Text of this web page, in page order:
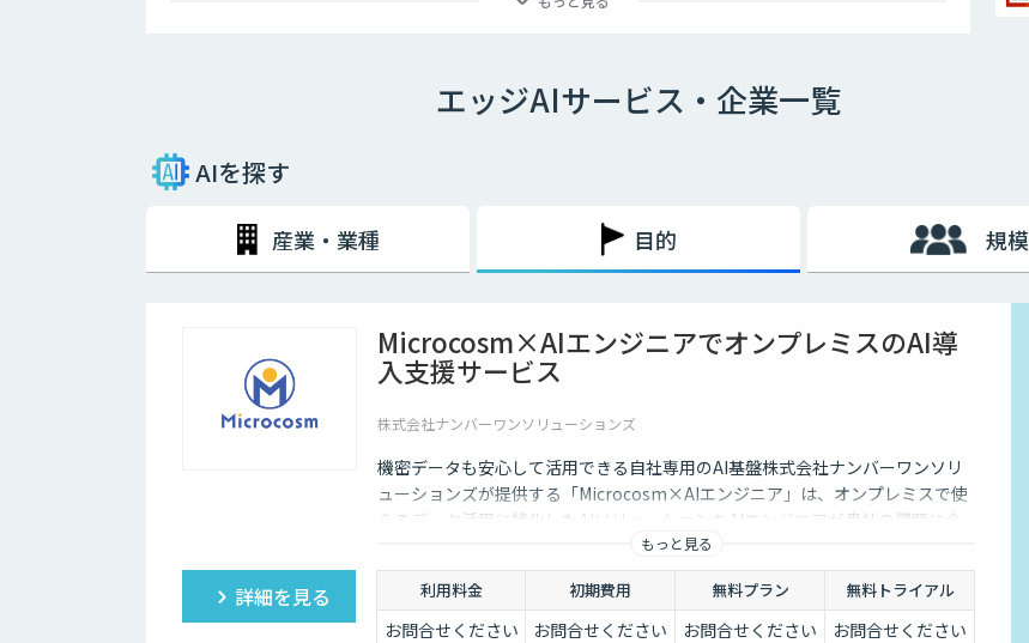
エッジAIサービス・企業一覧
AIを探す
産業・業種 目的 規模
Microcosm×AIエンジニアでオンプレミスのAI導
入支援サービス
株式会社ナンバーワンソリューションズ
機密データも安心して活用できる自社専用のAI基盤株式会社ナンバーワンソリ
ューションズが提供する「Microcosm×AIエンジニア」は、オンプレミスで使
えるデータ活用に特化したAIソリューションをAIエンジニアが貴社の課題に合
わせてカスタマイズするサービスです。社内に眠るデータを「会社の資産」と
して生まれ変わらせることができます。
もっと見る
詳細を見る 利用料金 初期費用 無料プラン 無料トライアル
お問合せください お問合せください お問合せください お問合せください